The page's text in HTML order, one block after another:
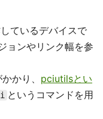
ているデバイスで
ョンやリンク幅を参
かり、 pciutilsとい
というコマンドを用